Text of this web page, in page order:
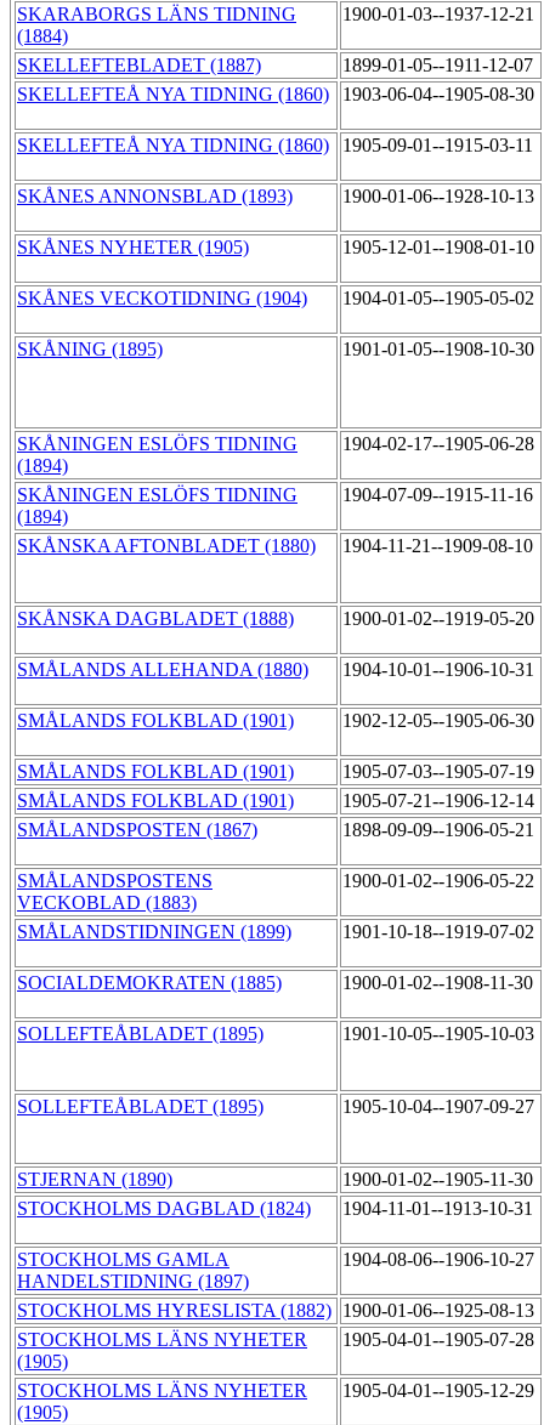
SKARABORGS LÄNS TIDNING
(1884)
1900-01-03--1937-12-21
SKELLEFTEBLADET (1887)
1899-01-05--1911-12-07
SKELLEFTEÅ NYA TIDNING (1860)
1903-06-04--1905-08-30
SKELLEFTEÅ NYA TIDNING (1860) 1905-09-01--1915-03-11
SKÅNES ANNONSBLAD (1893) 1900-01-06--1928-10-13
SKÅNES NYHETER (1905) 1905-12-01--1908-01-10
SKÅNES VECKOTIDNING (1904) 1904-01-05--1905-05-02
SKÅNING (1895) 1901-01-05--1908-10-30
SKÅNINGEN ESLÖFS TIDNING
(1894)
1904-02-17--1905-06-28
SKÅNINGEN ESLÖFS TIDNING
(1894)
1904-07-09--1915-11-16
SKÅNSKA AFTONBLADET (1880) 1904-11-21--1909-08-10
SKÅNSKA DAGBLADET (1888) 1900-01-02--1919-05-20
SMÅLANDS ALLEHANDA (1880) 1904-10-01--1906-10-31
SMÅLANDS FOLKBLAD (1901) 1902-12-05--1905-06-30
SMÅLANDS FOLKBLAD (1901)
1905-07-03--1905-07-19
SMÅLANDS FOLKBLAD (1901)
1905-07-21--1906-12-14
SMÅLANDSPOSTEN (1867)
1898-09-09--1906-05-21
SMÅLANDSPOSTENS
VECKOBLAD (1883)
1900-01-02--1906-05-22
SMÅLANDSTIDNINGEN (1899) 1901-10-18--1919-07-02
SOCIALDEMOKRATEN (1885) 1900-01-02--1908-11-30
SOLLEFTEÅBLADET (1895) 1901-10-05--1905-10-03
SOLLEFTEÅBLADET (1895) 1905-10-04--1907-09-27
STJERNAN (1890)
1900-01-02--1905-11-30
STOCKHOLMS DAGBLAD (1824)
1904-11-01--1913-10-31
STOCKHOLMS GAMLA
HANDELSTIDNING (1897)
1904-08-06--1906-10-27
STOCKHOLMS HYRESLISTA (1882) 1900-01-06--1925-08-13
STOCKHOLMS LÄNS NYHETER
(1905)
1905-04-01--1905-07-28
STOCKHOLMS LÄNS NYHETER
(1905)
1905-04-01--1905-12-29